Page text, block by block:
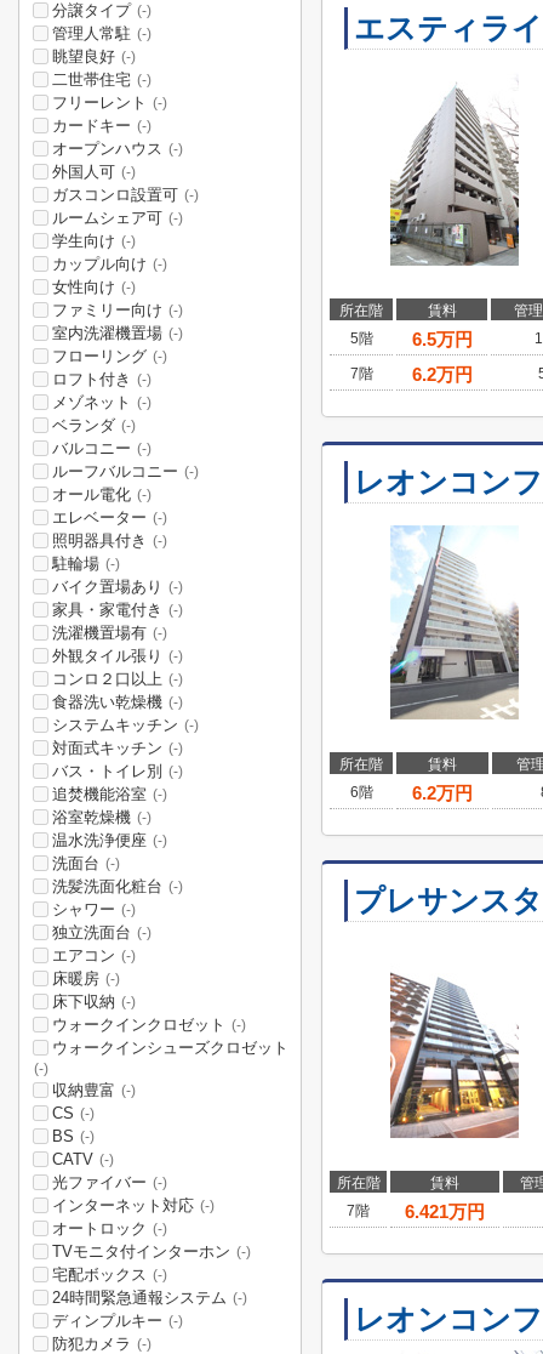
エスティラ
所在階 賃料
管
5階
6.5万円
7階 6.2万円
レオンコン
所在階 賃料
管
6階
6.2万円
プレサンス
所在階 賃料
管
7階
6.421万円
レオンコン
分譲タイプ (-)
管理人常駐 (-)
眺望良好 (-)
二世帯住宅 (-)
フリーレント (-)
カードキー (-)
オープンハウス (-)
外国人可 (-)
ガスコンロ設置可 (-)
ルームシェア可 (-)
学生向け (-)
カップル向け (-)
女性向け (-)
ファミリー向け (-)
室内洗濯機置場 (-)
フローリング (-)
ロフト付き (-)
メゾネット (-)
ベランダ (-)
バルコニー (-)
ルーフバルコニー (-)
オール電化 (-)
エレベーター (-)
照明器具付き (-)
駐輪場 (-)
バイク置場あり (-)
家具・家電付き (-)
洗濯機置場有 (-)
外観タイル張り (-)
コンロ２口以上 (-)
食器洗い乾燥機 (-)
システムキッチン (-)
対面式キッチン (-)
バス・トイレ別 (-)
追焚機能浴室 (-)
浴室乾燥機 (-)
温水洗浄便座 (-)
洗面台 (-)
洗髪洗面化粧台 (-)
シャワー (-)
独立洗面台 (-)
エアコン (-)
床暖房 (-)
床下収納 (-)
ウォークインクロゼット (-)
ウォークインシューズクロゼット
(-)
収納豊富 (-)
CS (-)
BS (-)
CATV (-)
光ファイバー (-)
インターネット対応 (-)
オートロック (-)
TVモニタ付インターホン (-)
宅配ボックス (-)
24時間緊急通報システム (-)
ディンプルキー (-)
防犯カメラ (-)